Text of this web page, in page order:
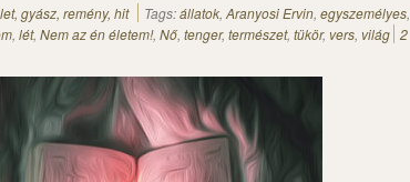
gyász, remény, hit Tags:állatok, Aranyosi Ervin, egyszemélyes,
, lét, Nem az én életem!, Nő, tenger, természet, tükör, vers, világ 2